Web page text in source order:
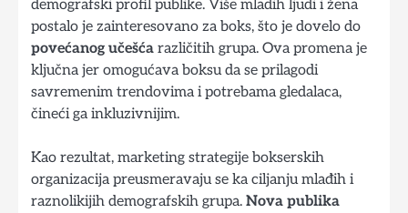
demografski profil publike. Više mladih ljudi i žena
postalo je zainteresovano za boks, što je dovelo do
povećanog učešća različitih grupa. Ova promena je
ključna jer omogućava boksu da se prilagodi
savremenim trendovima i potrebama gledalaca,
čineći ga inkluzivnijim.
Kao rezultat, marketing strategije bokserskih
organizacija preusmeravaju se ka ciljanju mlađih i
raznolikijih demografskih grupa. Nova publika